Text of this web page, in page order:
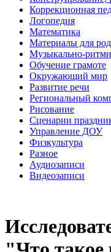
Коррекционная
Логопедия
Математика
Материалы для
Музыкально-
Обучение грамоте
Окружающий мир
Развитие речи
Региональный
Рисование
Сценарии
Управление ДОУ
Физкультура
Разное
Аудиозаписи
Видеозаписи